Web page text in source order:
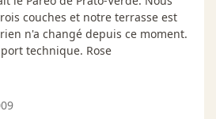
couches et notre terrasse est
n'a changé depuis ce moment.
technique. Rose